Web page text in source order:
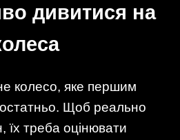
дивитися на
колесо, яке першим
Щоб реально
їх треба оцінювати